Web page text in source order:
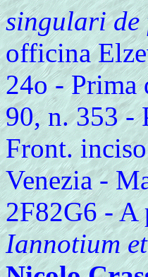
singulari de
officina
24o -
90, n. 353 -
Front.
Venezia -
2F82G6 -
Iannotium